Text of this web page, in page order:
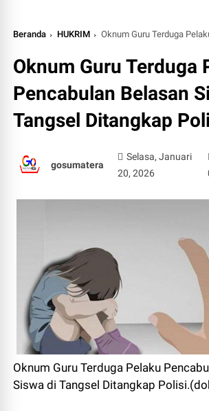
Beranda HUKRIM Oknum Guru Terduga Pelaku Pencabulan
Oknum Guru Terduga
Pencabulan Belasan
Tangsel Ditangkap
gosumatera
Selasa, Januari
20, 2026
Oknum Guru Terduga Pelaku
Siswa di Tangsel Ditangkap